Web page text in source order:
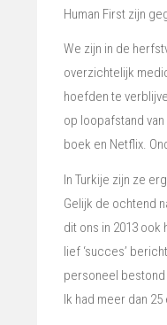
Human First zijn
We zijn in de
overzichtelijk
hoefden te
op loopafstand
boek en Netflix.
In Turkije zijn ze
Gelijk de ochtend
dit ons in 2013
lief ‘succes’
personeel bestond
Ik had meer dan